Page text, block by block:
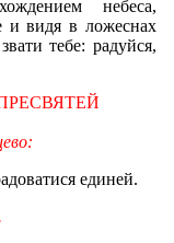
небеса,
и видя в ложеснах
тебе: радуйся,
единей.